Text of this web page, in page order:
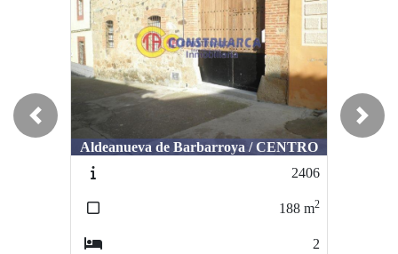
Aldeanueva de Barbarroya / CENTRO
Mesegar de Tajo / COLEGIOS
2553
120
Previous Next